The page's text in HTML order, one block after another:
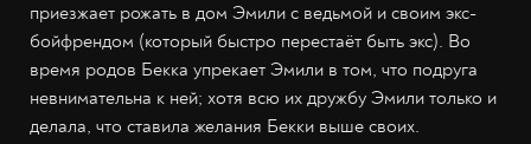
приезжает рожать в дом Эмили с ведьмой и своим экс-
бойфрендом (который быстро перестаёт быть экс). Во
время родов Бекка упрекает Эмили в том, что подруга
невнимательна к ней; хотя всю их дружбу Эмили только и
делала, что ставила желания Бекки выше своих.